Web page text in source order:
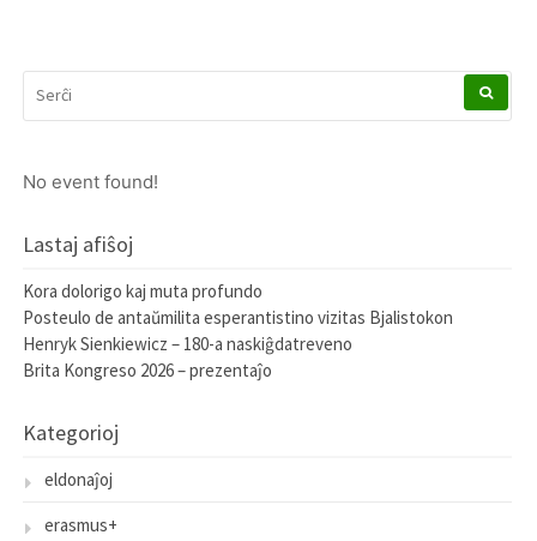
POR:
No event found!
Lastaj afiŝoj
Kora dolorigo kaj muta profundo
Posteulo de antaŭmilita esperantistino vizitas Bjalistokon
Henryk Sienkiewicz – 180-a naskiĝdatreveno
Brita Kongreso 2026 – prezentaĵo
Kategorioj
eldonaĵoj
erasmus+